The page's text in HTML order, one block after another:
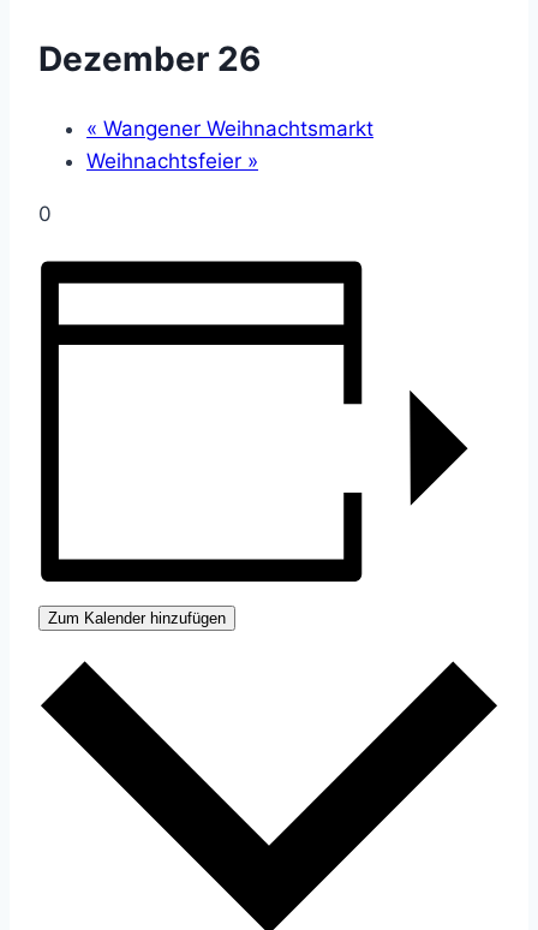
Dezember 26
« Wangener Weihnachtsmarkt
Weihnachtsfeier »
0
Zum Kalender hinzufügen